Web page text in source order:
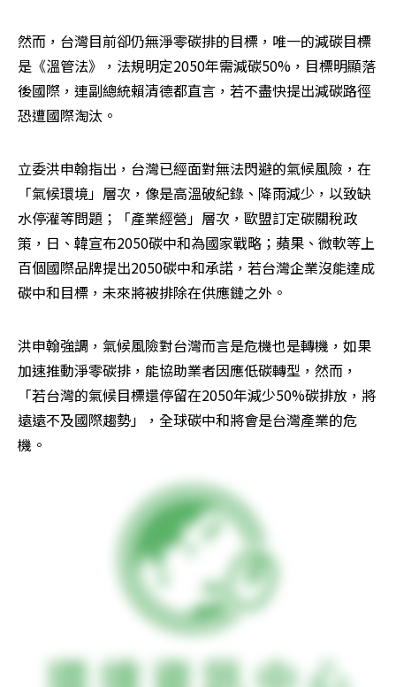
然而，台灣目前卻仍無淨零碳排的目標，唯一的減碳目標
是《溫管法》，法規明定2050年需減碳50%，目標明顯落
後國際，連副總統賴清德都直言，若不盡快提出減碳路徑
恐遭國際淘汰。
立委洪申翰指出，台灣已經面對無法閃避的氣候風險，在
「氣候環境」層次，像是高溫破紀錄、降雨減少，以致缺
水停灌等問題；「產業經營」層次，歐盟訂定碳關稅政
策，日、韓宣布2050碳中和為國家戰略；蘋果、微軟等上
百個國際品牌提出2050碳中和承諾，若台灣企業沒能達成
碳中和目標，未來將被排除在供應鏈之外。
洪申翰強調，氣候風險對台灣而言是危機也是轉機，如果
加速推動淨零碳排，能協助業者因應低碳轉型，然而，
「若台灣的氣候目標還停留在2050年減少50%碳排放，將
遠遠不及國際趨勢」，全球碳中和將會是台灣產業的危
機。